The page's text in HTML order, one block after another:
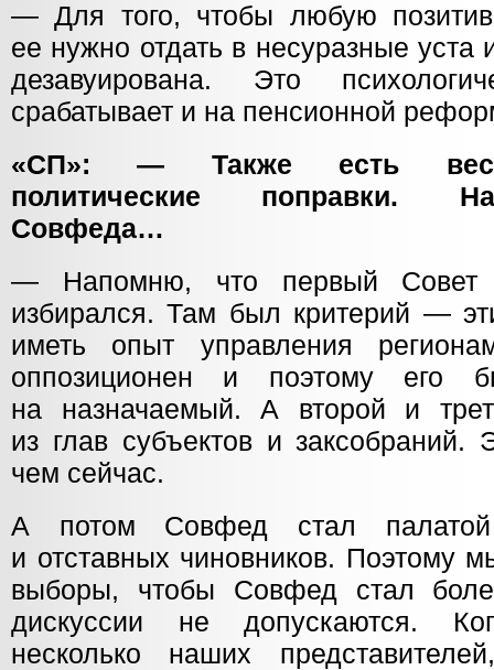
— Для того, чтобы любую
ее нужно отдать в несуразные уста
дезавуирована. Это
срабатывает и на пенсионной
«СП»: — Также есть
политические поправки.
Совфеда…
— Напомню, что первый Совет
избирался. Там был критерий —
иметь опыт управления
оппозиционен и поэтому его
на назначаемый. А второй и
из глав субъектов и заксобраний.
чем сейчас.
А потом Совфед стал
и отставных чиновников. Поэтому
выборы, чтобы Совфед стал
дискуссии не допускаются.
несколько наших